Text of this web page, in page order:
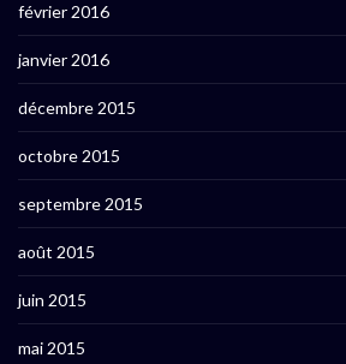
février 2016
janvier 2016
décembre 2015
octobre 2015
septembre 2015
août 2015
juin 2015
mai 2015